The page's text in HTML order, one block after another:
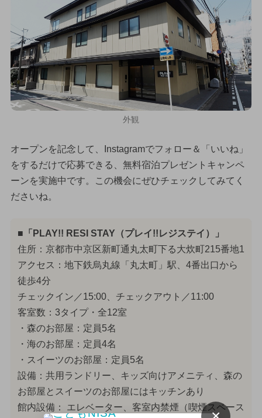
外観
オープンを記念して、Instagramでフォロー＆「いいね」
をするだけで応募できる、無料宿泊プレゼントキャンペ
ーンを実施中です。この機会にぜひチェックしてみてく
ださいね。
■「PLAY!! RESI STAY（プレイ!!レジステイ）」
住所：京都市中京区新町通丸太町下る大炊町215番地1
アクセス：地下鉄烏丸線「丸太町」駅、4番出口から
徒歩4分
チェックイン／15:00、チェックアウト／11:00
客室数：3タイプ・全12室
・森のお部屋：定員5名
・海のお部屋：定員4名
・スイーツのお部屋：定員5名
設備：共用ランドリー、キッズ向けアメニティ、森の
お部屋とスイーツのお部屋にはキッチンあり
館内設備： エレベーター、客室内禁煙（喫煙スペース